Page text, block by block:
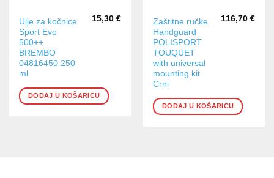
Ulje za kočnice
Sport Evo
500++
BREMBO
04816450 250
ml
15,30 €
DODAJ U KOŠARICU
Zaštitne ručke
Handguard
POLISPORT
TOUQUET
with universal
mounting kit
Crni
116,70 €
DODAJ U KOŠARICU